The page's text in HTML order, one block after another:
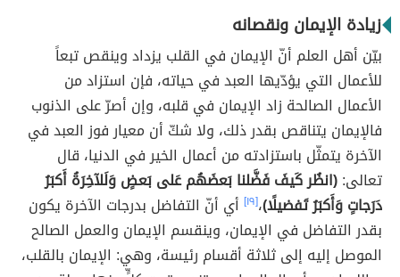
زيادة الإيمان ونقصانه
بيّن أهل العلم أنّ الإيمان في القلب يزداد وينقص تبعاً
للأعمال التي يؤدّيها العبد في حياته، فإن استزاد من
الأعمال الصالحة زاد الإيمان في قلبه، وإن أصرّ على الذنوب
فالإيمان يتناقص بقدر ذلك، ولا شكّ أن معيار فوز العبد في
الآخرة يتمثّل باستزادته من أعمال الخير في الدنيا، قال
تعالى:(انظُر كَيفَ فَضَّلنا بَعضَهُم عَلى بَعضٍ وَلَلآخِرَةُ أَكبَرُ
دَرَجاتٍ وَأَكبَرُ تَفضيلًا)،[١٩]
أي أنّ التفاضل بدرجات الآخرة يكون
بقدر التفاضل في الإيمان، وينقسم الإيمان والعمل الصالح
الموصل إليه إلى ثلاثة أقسام رئيسة، وهي: الإيمان بالقلب،